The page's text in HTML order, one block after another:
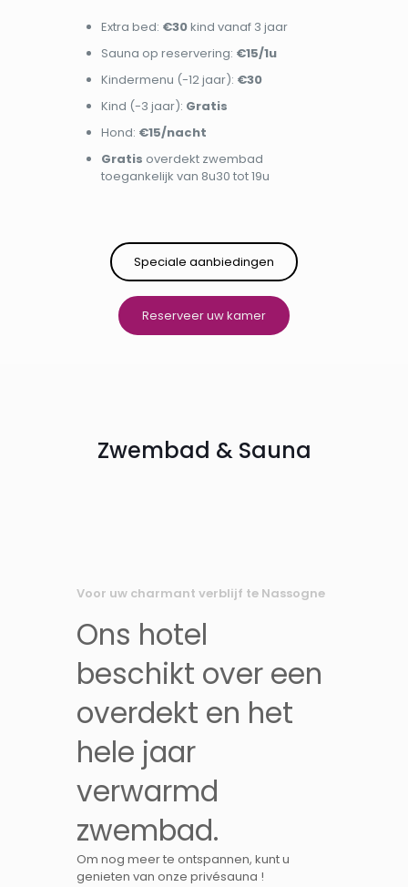
Extra bed: €30kind vanaf 3 jaar
Sauna op reservering: €15/1u
Kindermenu (-12 jaar): €30
Kind (-3 jaar): Gratis
Hond: €15/nacht
Gratis overdekt zwembad
toegankelijk van 8u30 tot 19u
Speciale aanbiedingen
Reserveer uw kamer
Zwembad & Sauna
Voor uw charmant verblijf te Nassogne
Ons hotel
beschikt over een
overdekt en het
hele jaar
verwarmd
zwembad.
Om nog meer te ontspannen, kunt u
genieten van onze privésauna !